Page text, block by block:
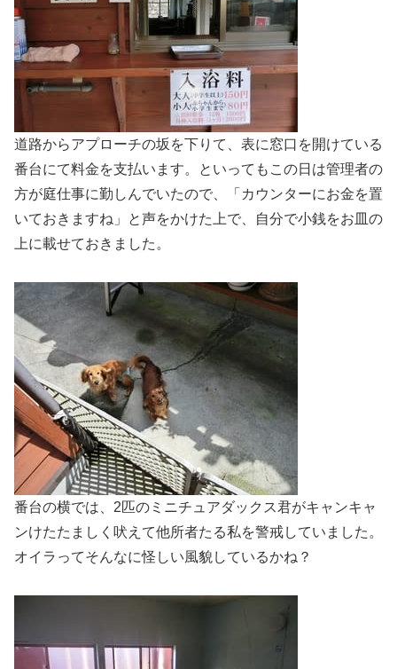
道路からアプローチの坂を下りて、表に窓口を開けている
番台にて料金を支払います。といってもこの日は管理者の
方が庭仕事に勤しんでいたので、「カウンターにお金を置
いておきますね」と声をかけた上で、自分で小銭をお皿の
上に載せておきました。
番台の横では、2匹のミニチュアダックス君がキャンキャ
ンけたたましく吠えて他所者たる私を警戒していました。
オイラってそんなに怪しい風貌しているかね？